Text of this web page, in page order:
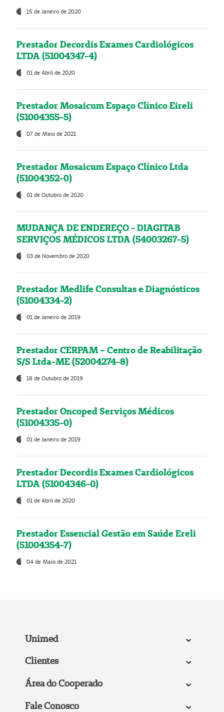
15 de Janeiro de 2020
Prestador Decordis Exames Cardiológicos
LTDA (51004347-4)
01 de Abril de 2020
Prestador Mosaicum Espaço Clínico Eireli
(51004355-5)
07 de Maio de 2021
Prestador Mosaicum Espaço Clínico Ltda
(51004352-0)
01 de Outubro de 2020
MUDANÇA DE ENDEREÇO - DIAGITAB
SERVIÇOS MÉDICOS LTDA (54003267-5)
03 de Novembro de 2020
Prestador Medlife Consultas e Diagnósticos
(51004334-2)
01 de Janeiro de 2019
Prestador CERPAM – Centro de Reabilitação
S/S Ltda-ME (52004274-8)
18 de Outubro de 2019
Prestador Oncoped Serviços Médicos
(51004335-0)
01 de Janeiro de 2019
Prestador Decordis Exames Cardiológicos
LTDA (51004346-0)
01 de Abril de 2020
Prestador Essencial Gestão em Saúde Ereli
(51004354-7)
04 de Maio de 2021
Unimed
Clientes
Área do Cooperado
Fale Conosco